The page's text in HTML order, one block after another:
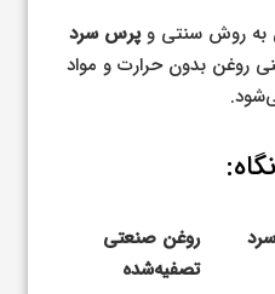
به روش سنتی وپرس سرد
روغن بدون حرارت و مواد
روغن صنعتی
تصفیه‌شده